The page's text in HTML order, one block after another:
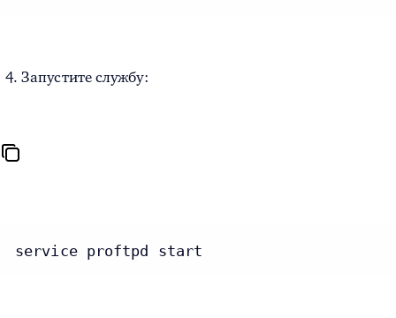
Запустите службу:
service proftpd start